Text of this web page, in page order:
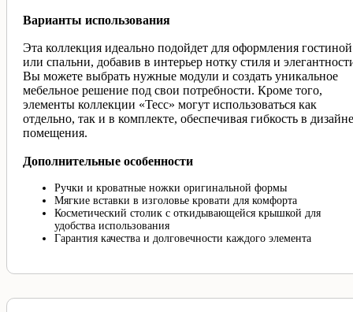
Варианты использования
Эта коллекция идеально подойдет для оформления гостиной
или спальни, добавив в интерьер нотку стиля и
Вы можете выбрать нужные модули и создать уникальное
мебельное решение под свои потребности. Кроме того,
элементы коллекции «Тесс» могут использоваться как
отдельно, так и в комплекте, обеспечивая гибкость в дизайне
помещения.
Дополнительные особенности
Ручки и кроватные ножки оригинальной формы
Мягкие вставки в изголовье кровати для комфорта
Косметический столик с откидывающейся крышкой для
удобства использования
Гарантия качества и долговечности каждого элемента